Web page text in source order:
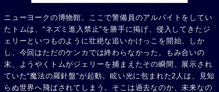
ニューヨークの博物館。ここで警備員のアルバイトをしてい
たトムは、“ネズミ進入禁止”を勝手に掲げ、侵入してきたジ
ェリーといつものように壮絶な追いかけっこを開始。しか
し、今回はただのケンカでは終わらなかった。もみ合いの
末、ようやくトムがジェリーを捕まえたその瞬間、展示され
ていた“魔法の羅針盤”が起動。眩い光に包まれた2人は、見知
らぬ世界へ飛ばされてしまう。そこは過去なのか、未来なの